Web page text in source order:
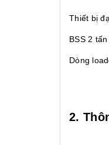
Thiết bị
BSS 2
Dòng
2.